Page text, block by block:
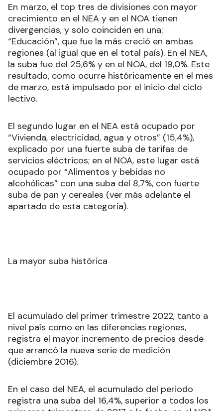
En marzo, el top tres de divisiones con mayor
crecimiento en el NEA y en el NOA tienen
divergencias, y solo coinciden en una:
“Educación”, que fue la más creció en ambas
regiones (al igual que en el total país). En el NEA,
la suba fue del 25,6% y en el NOA, del 19,0%. Este
resultado, como ocurre históricamente en el mes
de marzo, está impulsado por el inicio del ciclo
lectivo.
El segundo lugar en el NEA está ocupado por
“Vivienda, electricidad, agua y otros” (15,4%),
explicado por una fuerte suba de tarifas de
servicios eléctricos; en el NOA, este lugar está
ocupado por “Alimentos y bebidas no
alcohólicas” con una suba del 8,7%, con fuerte
suba de pan y cereales (ver más adelante el
apartado de esta categoría).
La mayor suba histórica
El acumulado del primer trimestre 2022, tanto a
nivel país como en las diferencias regiones,
registra el mayor incremento de precios desde
que arrancó la nueva serie de medición
(diciembre 2016).
En el caso del NEA, el acumulado del periodo
registra una suba del 16,4%, superior a todos los